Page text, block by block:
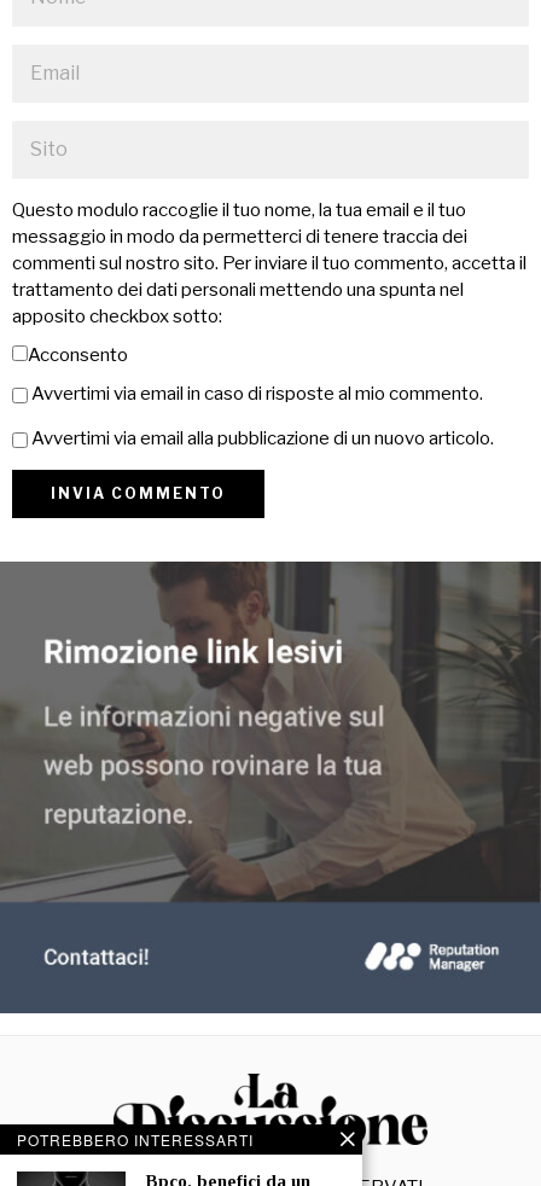
Questo modulo raccoglie il tuo nome, la tua email e il tuo
messaggio in modo da permetterci di tenere traccia dei
commenti sul nostro sito. Per inviare il tuo commento, accetta il
trattamento dei dati personali mettendo una spunta nel
apposito checkbox sotto:
Acconsento
Avvertimi via email in caso di risposte al mio commento.
Avvertimi via email alla pubblicazione di un nuovo articolo.
POTREBBERO INTERESSARTI
⁠⁠Bpco, benefici da un